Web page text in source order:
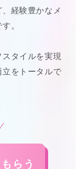
経験豊かなメ
。
タイルを実現
をトータルで
らう